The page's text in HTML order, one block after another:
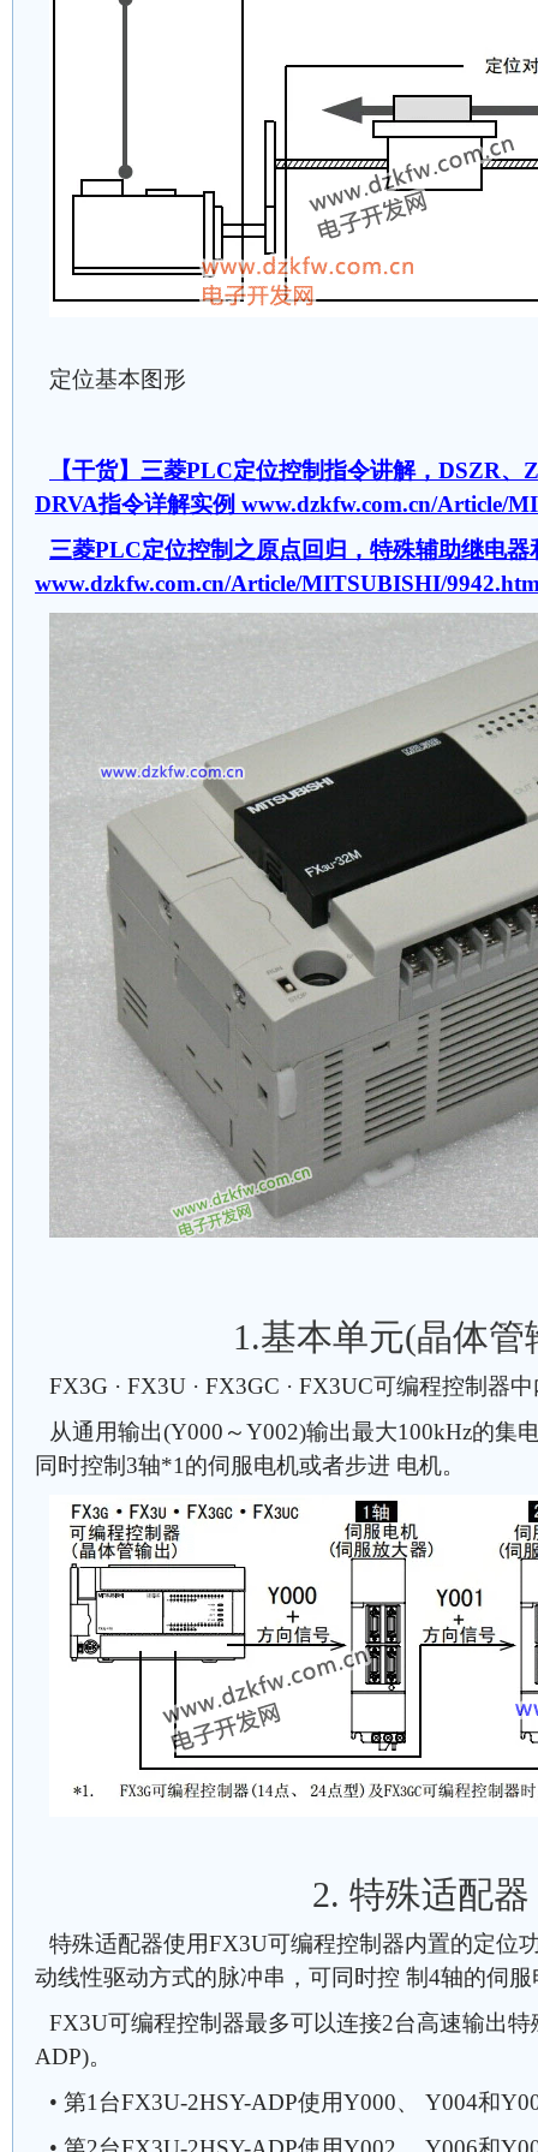
定位基本图形
【干货】三菱PLC定位控制指令讲解，DSZR
DRVA指令详解实例 www.dzkfw.com.cn/Article/
三菱PLC定位控制之原点回归，特殊辅助继电器
www.dzkfw.com.cn/Article/MITSUBISHI/
1.基本单元(晶体管
FX3G · FX3U · FX3GC · FX3UC可编程控制器
从通用输出(Y000～Y002)输出最大100kHz的集
同时控制3轴*1的伺服电机或者步进 电机。
2. 特殊适配器
特殊适配器使用FX3U可编程控制器内置的定位
动线性驱动方式的脉冲串，可同时控 制4轴的伺
FX3U可编程控制器最多可以连接2台高速输出特
ADP)。
• 第1台FX3U-2HSY-ADP使用Y000、 Y004和